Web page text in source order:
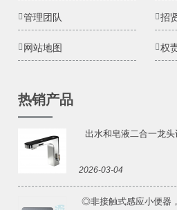
管理团队 招
网站地图 权
热销产品
出水和皂液二合一龙
2026-03-04
◎非接触式感应小便器